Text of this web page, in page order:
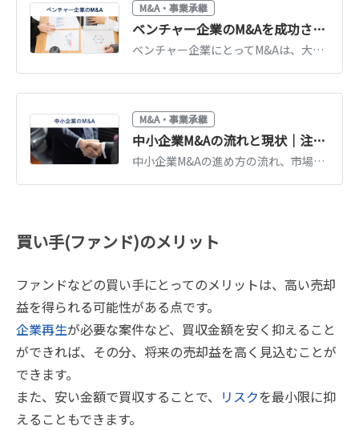
M&A・事業承継
ベンチャー企業のM&Aを成功させる秘訣とは【事例12選】
ベンチャー企業にとってM&Aは、大きな戦略的意味を持ちます。ベンチャー企業にとってのM&Aの意味や近年の動向・事例、売却価格の決定方法や成功の秘訣について、図解を用いて徹底解説します。(執筆者：京都大学文学部卒の企業法務・金融専門ライター 相良義勝)
M&A・事業承継
中小企業M&Aの流れと現状｜注意点・成功のポイントをわかりやすく解説
中小企業M&Aの進め方の流れ、市場の現状、注意点を解説。後継者不在の解決策としてのM&A、相談先の選び方、成功事例から学ぶポイントを紹介します。
買い手(ファンド)のメリット
ファンドなどの買い手にとってのメリットは、高い売却
益を得られる可能性がある点です。
企業再生が必要な案件など、買収金額を安く抑えること
ができれば、その分、将来の売却益を高く見込むことが
できます。
また、安い金額で買収することで、 リスクを最小限に抑
えることもできます。